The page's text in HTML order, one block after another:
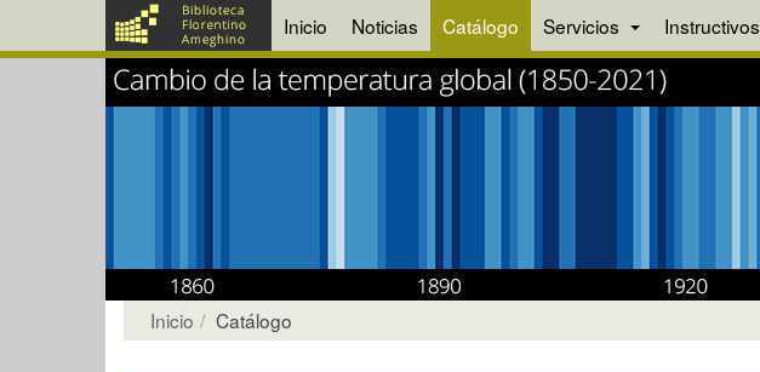
Inicio Noticias Catálogo Servicios Instructivos
Inicio Catálogo